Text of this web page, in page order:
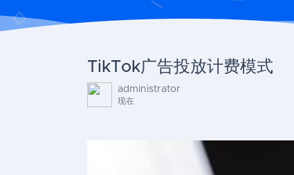
TikTok广告投放计费模式
administrator
现在